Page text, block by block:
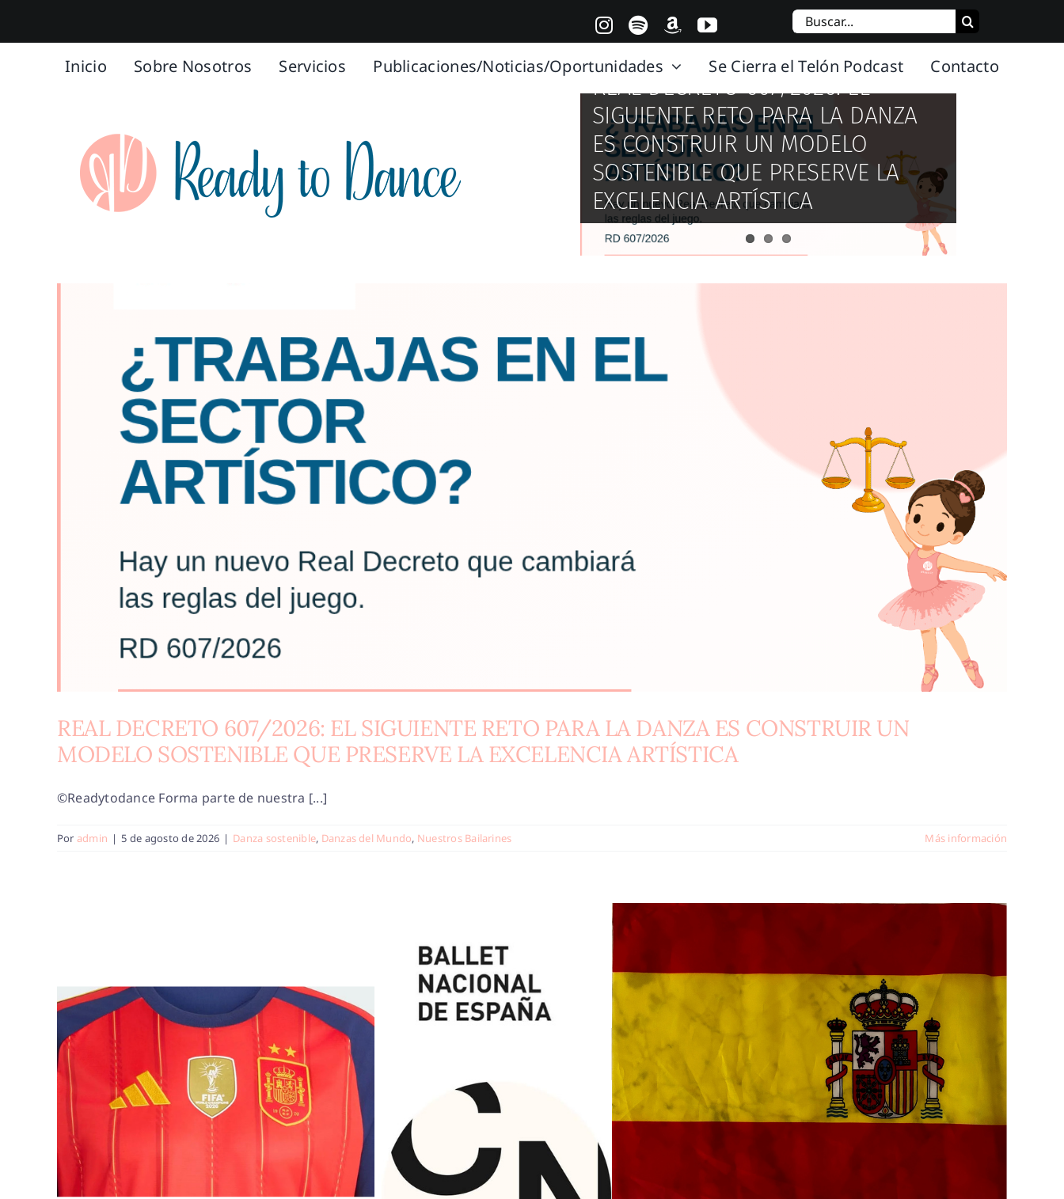
Buscar:
Inicio Sobre Nosotros Servicios Publicaciones/Noticias/Oportunidades Se Cierra el Telón Podcast Contacto
REAL DECRETO 607/2026: EL
SIGUIENTE RETO PARA LA DANZA
ES CONSTRUIR UN MODELO
SOSTENIBLE QUE PRESERVE LA
EXCELENCIA ARTÍSTICA
CUANDO EL FÚTBOL ENTRA EN
ESCENA: DANZA, DEPORTE Y
SOSTENIBILIDAD CULTURAL
MADRID CONVIERTE SUS MUSEOS
EN REFUGIOS CULTURALES CON
FLAMENCO, DANZA Y TEATRO ESTE
VERANO
REAL DECRETO 607/2026: EL SIGUIENTE RETO PARA LA DANZA ES CONSTRUIR UN
MODELO SOSTENIBLE QUE PRESERVE LA EXCELENCIA ARTÍSTICA
©Readytodance Forma parte de nuestra [...]
Por admin | 5 de agosto de 2026 | Danza sostenible, Danzas del Mundo, Nuestros Bailarines Más información